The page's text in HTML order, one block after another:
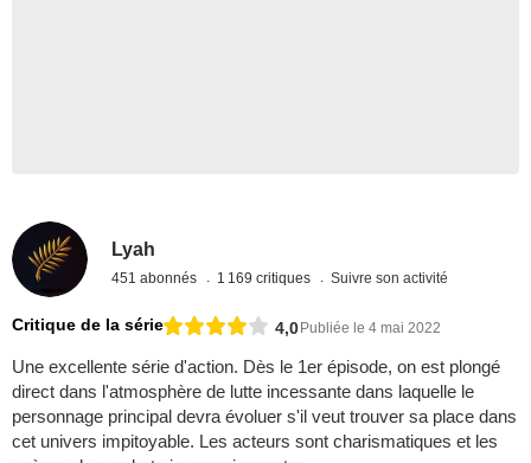
Lyah
451 abonnés 1 169 critiques Suivre son activité
Critique de la série 4,0Publiée le 4 mai 2022
Une excellente série d'action. Dès le 1er épisode, on est plongé
direct dans l'atmosphère de lutte incessante dans laquelle le
personnage principal devra évoluer s'il veut trouver sa place dans
cet univers impitoyable. Les acteurs sont charismatiques et les